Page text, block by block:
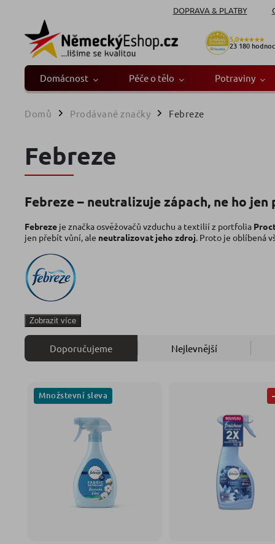
DOPRAVA & PLATBY
5,0★★★★★
23 180
Domácnost Péče o tělo Potraviny
Domů / Prodávané značky / Febreze
Febreze
Febreze – neutralizuje zápach, ne ho
Febreze je značka osvěžovačů vzduchu a textilií z portfolia
jen přebít vůní, ale neutralizovat jeho zdroj. Proto je oblíbená
Zobrazit více
Doporučujeme Nejlevnější
Množstevní sleva